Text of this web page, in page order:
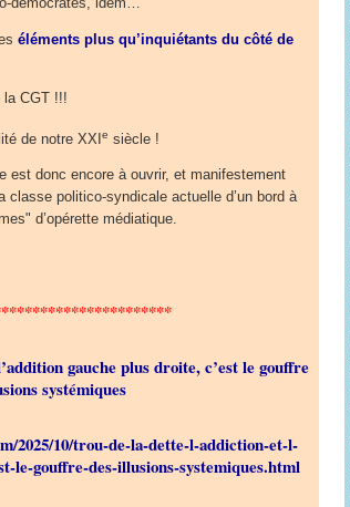
éléments plus qu’inquiétants du côté de
la CGT !!!
de notre XXIe siècle !
est donc encore à ouvrir, et manifestement
classe politico-syndicale actuelle d’un bord à
d’opérette médiatique.
gauche plus droite, c’est le gouffre
systémiques
2025/10/trou-de-la-dette-l-addiction-et-l-
le-gouffre-des-illusions-systemiques.html